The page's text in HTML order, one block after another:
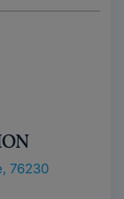
76230